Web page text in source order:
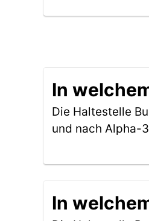
In
Die Haltestelle
und nach Alpha-
In